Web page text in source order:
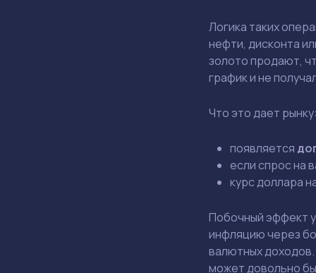
Логика таких
нефти, дисконта
золото продают,
график и не
Что это дает
появляется
если спрос на
курс доллара
Побочный эффект
инфляцию через
валютных
может довольно